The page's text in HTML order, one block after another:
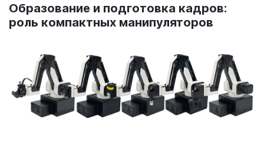
Образование и подготовка кадров:
роль компактных манипуляторов